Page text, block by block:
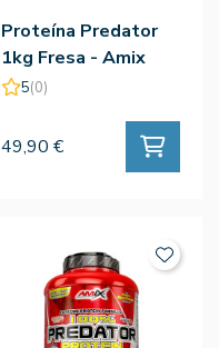
Proteína Predator
1kg Fresa - Amix
5(0)
49,90 €